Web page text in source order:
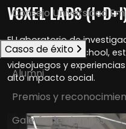
Consejo Universidad
Casos de éxito
Alumni
Premios y
Galería de alumnos
VOXEL LABS
El Laboratorio de
(I+D+i) de Voxel School,
videojuegos y
alto impacto social.